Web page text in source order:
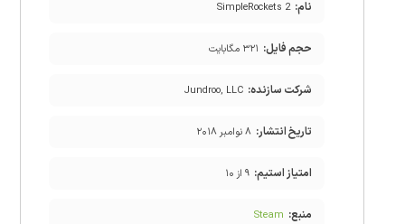
نام: SimpleRockets 2
حجم فایل: ۳۲۱ مگابایت
شرکت سازنده: Jundroo, LLC
تاریخ انتشار: ۸ نوامبر ۲۰۱۸
امتیاز استیم: ۹ از ۱۰
منبع: Steam